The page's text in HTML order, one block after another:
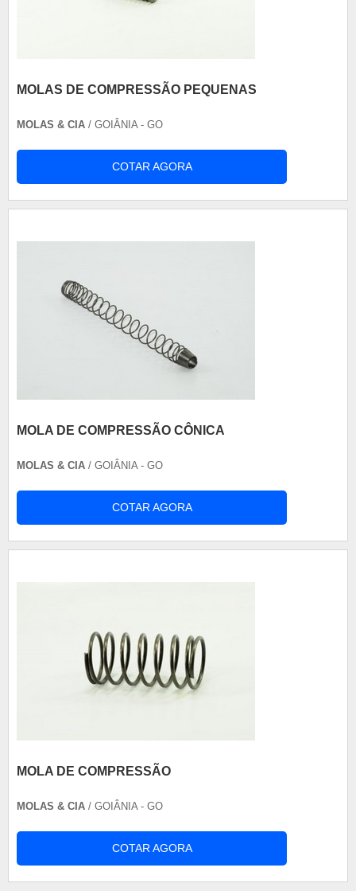
MOLAS DE COMPRESSÃO PEQUENAS
MOLAS & CIA / GOIÂNIA - GO
COTAR AGORA
MOLA DE COMPRESSÃO CÔNICA
MOLAS & CIA / GOIÂNIA - GO
COTAR AGORA
MOLA DE COMPRESSÃO
MOLAS & CIA / GOIÂNIA - GO
COTAR AGORA